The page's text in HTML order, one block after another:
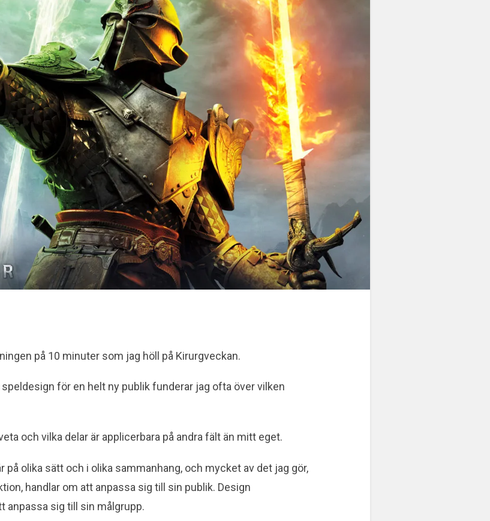
på 10 minuter som jag höll på Kirurgveckan.
för en helt ny publik funderar jag ofta över vilken
och vilka delar är applicerbara på andra fält än mitt eget.
på olika sätt och i olika sammanhang, och mycket av det jag gör,
handlar om att anpassa sig till sin publik. Design
anpassa sig till sin målgrupp.